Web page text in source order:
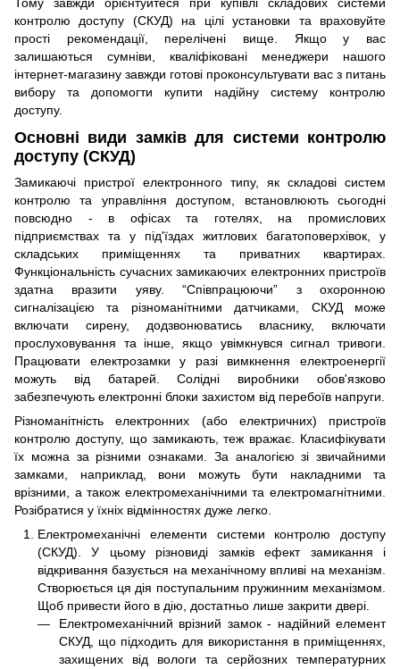
контролю доступу (СКУД) на цілі установки та враховуйте
прості рекомендації, перелічені вище. Якщо у вас
залишаються сумніви, кваліфіковані менеджери нашого
інтернет-магазину завжди готові проконсультувати вас з питань
вибору та допомогти купити надійну систему контролю
доступу.
Основні види замків для системи контролю
доступу (СКУД)
Замикаючі пристрої електронного типу, як складові систем
контролю та управління доступом, встановлюють сьогодні
повсюдно - в офісах та готелях, на промислових
підприємствах та у під'їздах житлових багатоповерхівок, у
складських приміщеннях та приватних квартирах.
Функціональність сучасних замикаючих електронних пристроїв
здатна вразити уяву. “Співпрацюючи” з охоронною
сигналізацією та різноманітними датчиками, СКУД може
включати сирену, додзвонюватись власнику, включати
прослуховування та інше, якщо увімкнувся сигнал тривоги.
Працювати електрозамки у разі вимкнення електроенергії
можуть від батарей. Солідні виробники обов'язково
забезпечують електронні блоки захистом від перебоїв напруги.
Різноманітність електронних (або електричних) пристроїв
контролю доступу, що замикають, теж вражає. Класифікувати
їх можна за різними ознаками. За аналогією зі звичайними
замками, наприклад, вони можуть бути накладними та
врізними, а також електромеханічними та електромагнітними.
Розібратися у їхніх відмінностях дуже легко.
Електромеханічні елементи системи контролю доступу
(СКУД). У цьому різновиді замків ефект замикання і
відкривання базується на механічному впливі на механізм.
Створюється ця дія поступальним пружинним механізмом.
Щоб привести його в дію, достатньо лише закрити двері.
Електромеханічний врізний замок - надійний елемент
СКУД, що підходить для використання в приміщеннях,
захищених від вологи та серйозних температурних